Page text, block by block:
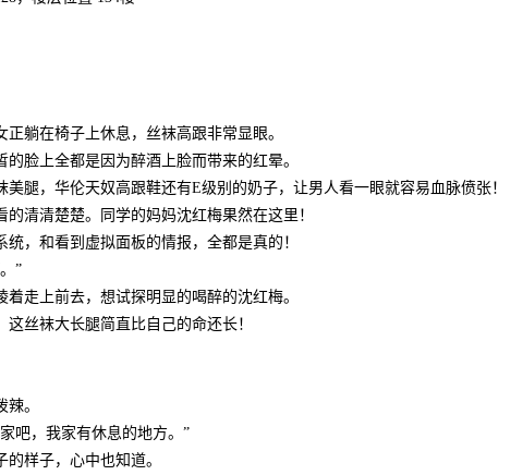
躺在椅子上休息，丝袜高跟非常显眼。
脸上全都是因为醉酒上脸而带来的红晕。
腿，华伦天奴高跟鞋还有E级别的奶子，让男人看一眼就容易血脉偾张！
清清楚楚。同学的妈妈沈红梅果然在这里！
，和看到虚拟面板的情报，全都是真的！
”
走上前去，想试探明显的喝醉的沈红梅。
丝袜大长腿简直比自己的命还长！
。
吧，我家有休息的地方。”
样子，心中也知道。